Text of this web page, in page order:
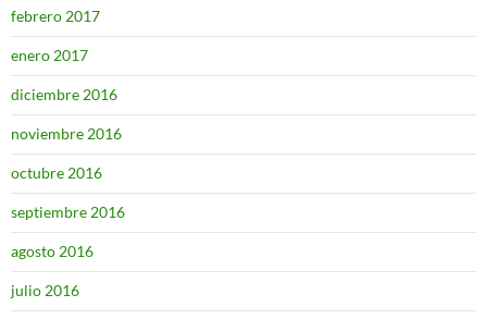
febrero 2017
enero 2017
diciembre 2016
noviembre 2016
octubre 2016
septiembre 2016
agosto 2016
julio 2016